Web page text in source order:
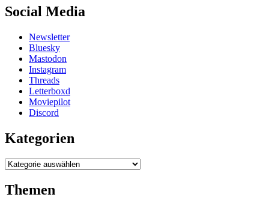
Social Media
Newsletter
Bluesky
Mastodon
Instagram
Threads
Letterboxd
Moviepilot
Discord
Kategorien
Kategorien
Themen